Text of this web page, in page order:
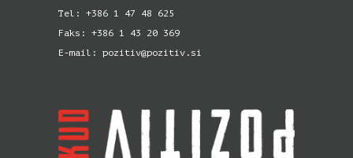
Tel: +386 1 47 48 625
Faks: +386 1 43 20 369
E-mail: pozitiv@pozitiv.si